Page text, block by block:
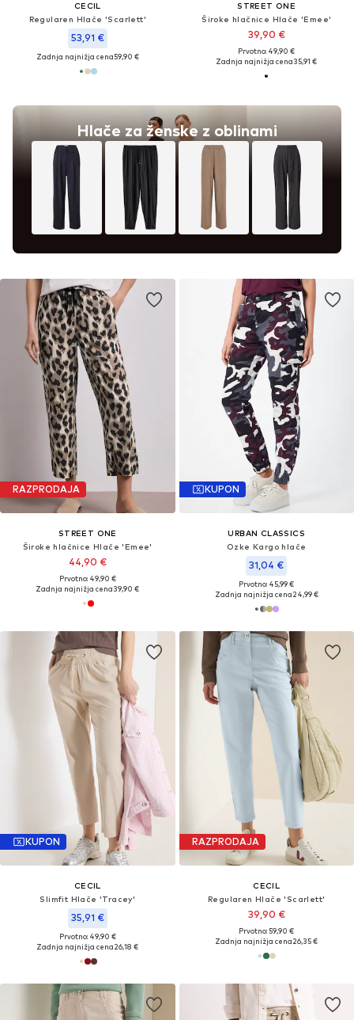
CECIL
Regularen Hlače 'Scarlett'
53,91 €
Zadnja najnižja cena59,90 €
Hlače za ženske z oblinami
STREET ONE
Široke hlačnice Hlače 'Emee'
39,90 €
Prvotno: 49,90 €
Zadnja najnižja cena35,91 €
RAZPRODAJA
STREET ONE
Široke hlačnice Hlače 'Emee'
44,90 €
Prvotno: 49,90 €
Zadnja najnižja cena39,90 €
KUPON
URBAN CLASSICS
Ozke Kargo hlače
31,04 €
Prvotno: 45,99 €
Zadnja najnižja cena24,99 €
KUPON
CECIL
Slimfit Hlače 'Tracey'
35,91 €
Prvotno: 49,90 €
Zadnja najnižja cena26,18 €
RAZPRODAJA
CECIL
Regularen Hlače 'Scarlett'
39,90 €
Prvotno: 59,90 €
Zadnja najnižja cena26,35 €